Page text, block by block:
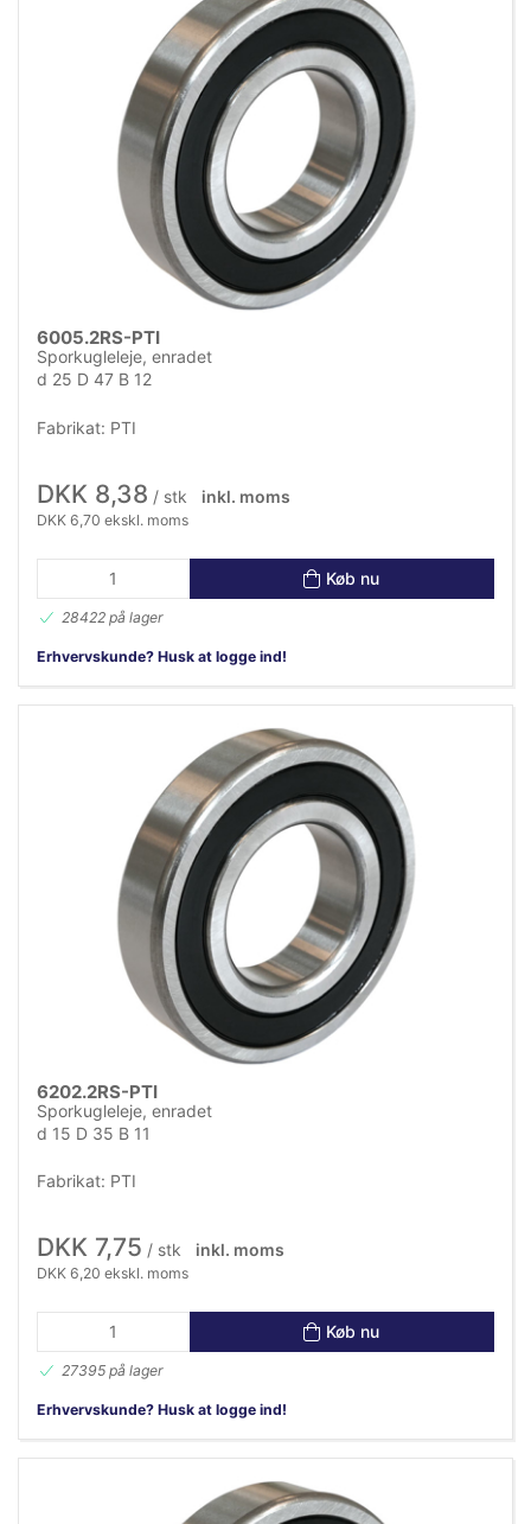
6005.2RS-PTI
Sporkugleleje, enradet
d 25 D 47 B 12
Fabrikat: PTI
DKK 8,38 / stk inkl. moms
DKK 6,70 ekskl. moms
Køb nu
28422 på lager
Erhvervskunde? Husk at logge ind!
6202.2RS-PTI
Sporkugleleje, enradet
d 15 D 35 B 11
Fabrikat: PTI
DKK 7,75 / stk inkl. moms
DKK 6,20 ekskl. moms
Køb nu
27395 på lager
Erhvervskunde? Husk at logge ind!